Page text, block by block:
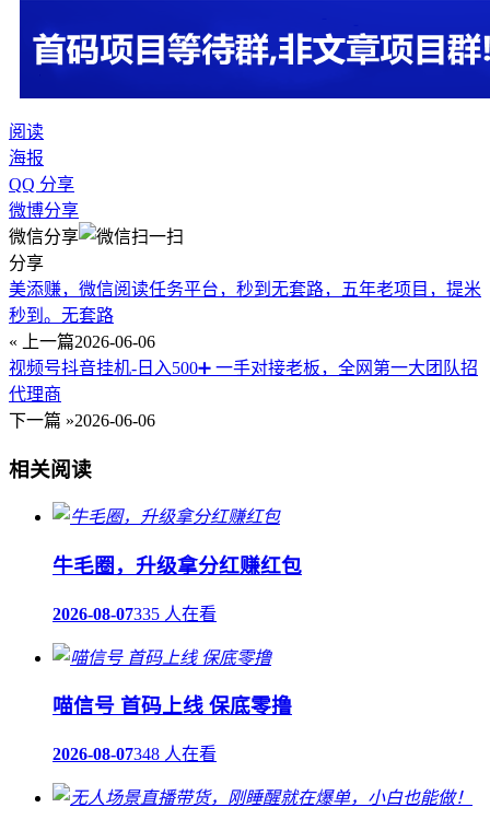
阅读
海报
QQ 分享
微博分享
微信分享
分享
美添赚，微信阅读任务平台，秒到无套路，五年老项目，提米
秒到。无套路
« 上一篇2026-06-06
视频号抖音挂机-日入500➕ 一手对接老板，全网第一大团队招
代理商
下一篇 »2026-06-06
相关阅读
牛毛圈，升级拿分红赚红包
2026-08-07335 人在看
喵信号 首码上线 保底零撸
2026-08-07348 人在看